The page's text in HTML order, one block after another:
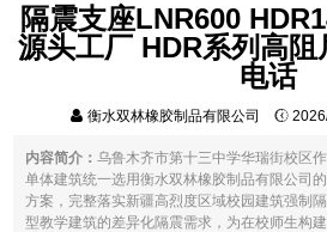
隔震支座LNR600
源头工厂 HDR系列高
电话
衡水双林橡胶制品有限公司
内容简介：乌鲁木齐市第十三中学华瑞街校区
单体建筑统一选用衡水双林橡胶制品有限公司
方案，完整落实新疆高烈度区域校园建筑强制
型教学建筑的差异化隔震需求，为在校师生构